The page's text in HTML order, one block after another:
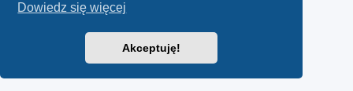
Dowiedz się więcej
Akceptuję!